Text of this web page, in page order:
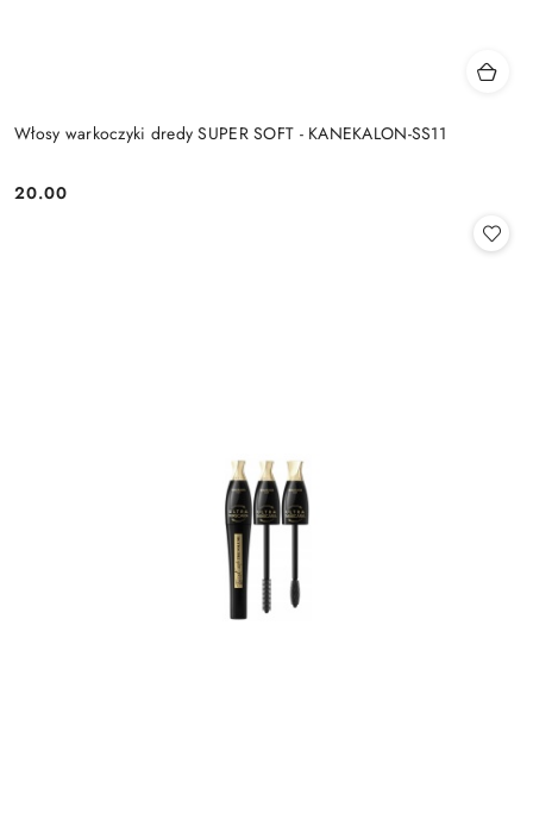
Włosy warkoczyki dredy SUPER SOFT - KANEKALON-SS11
Cena:
20.00